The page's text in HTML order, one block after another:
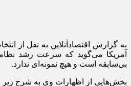
به گزارش اقتصادآنلاین به نقل از
بی‌سابقه است و هیچ نمونه‌ای ندارد.
بخش‌هایی از اظهارات وی به شرح